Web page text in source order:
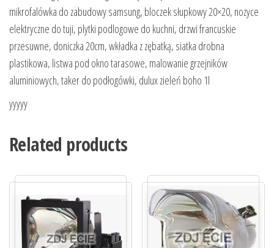
mikrofalówka do zabudowy samsung, bloczek słupkowy 20×20, nozyce
elektryczne do tuji, plytki podlogowe do kuchni, drzwi francuskie
przesuwne, doniczka 20cm, wkładka z zębatką, siatka drobna
plastikowa, listwa pod okno tarasowe, malowanie grzejników
aluminiowych, taker do podłogówki, dulux zieleń boho 1l
yyyyy
Related products